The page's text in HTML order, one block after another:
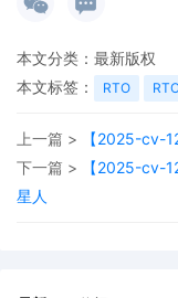
9 10/01/2025
10/01/2025
本文分类： 最新版权
本文标签：
RTO
上一篇 >
【2025-cv-
下一篇 >
【2025-cv-
星人